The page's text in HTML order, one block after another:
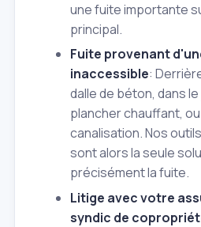
une fuite importante
principal.
Fuite provenant
inaccessible:
dalle de béton, dans
plancher chauffant,
canalisation. Nos
sont alors la seule
précisément la fuite.
Litige avec votre
syndic de